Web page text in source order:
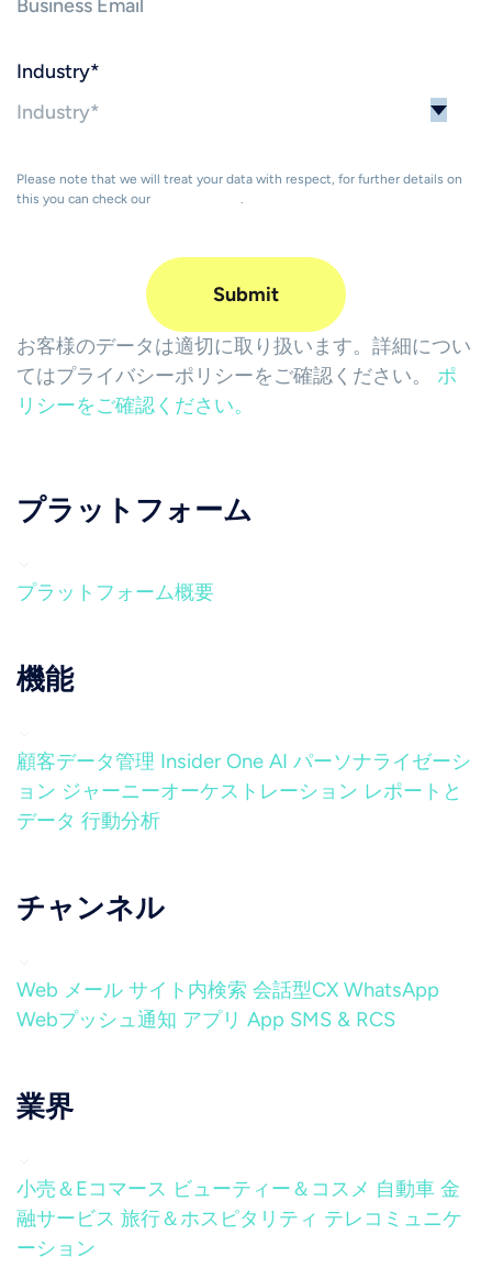
Industry*
Please note that we will treat your data with respect, for further details on
this you can check our
.
お客様のデータは適切に取り扱います。詳細につい
てはプライバシーポリシーをご確認ください。 ポ
リシーをご確認ください。
プラットフォーム
プラットフォーム概要
機能
顧客データ管理 Insider One AI パーソナライゼーシ
ョン ジャーニーオーケストレーション レポートと
データ 行動分析
チャンネル
Web メール サイト内検索 会話型CX WhatsApp
Webプッシュ通知 アプリ App SMS & RCS
業界
小売＆Eコマース ビューティー＆コスメ 自動車 金
融サービス 旅行＆ホスピタリティ テレコミュニケ
ーション